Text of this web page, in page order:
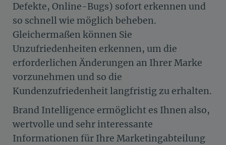
Defekte, Online-Bugs) sofort erkennen und
so schnell wie möglich beheben.
Gleichermaßen können Sie
Unzufriedenheiten erkennen, um die
erforderlichen Änderungen an Ihrer Marke
vorzunehmen und so die
Kundenzufriedenheit langfristig zu erhalten.
Brand Intelligence ermöglicht es Ihnen also,
wertvolle und sehr interessante
Informationen für Ihre Marketingabteilung